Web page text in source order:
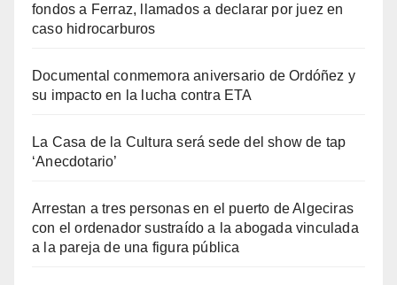
fondos a Ferraz, llamados a declarar por juez en
caso hidrocarburos
Documental conmemora aniversario de Ordóñez y
su impacto en la lucha contra ETA
La Casa de la Cultura será sede del show de tap
‘Anecdotario’
Arrestan a tres personas en el puerto de Algeciras
con el ordenador sustraído a la abogada vinculada
a la pareja de una figura pública